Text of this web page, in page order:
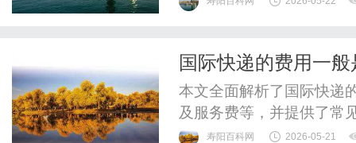
结全网大牌”“50亿定金红
国际快递的费用一
因素
本文全面解析了国际快递
及服务费等，并提供了常
际寄送成本。
寿阳百科网 2026-05-21